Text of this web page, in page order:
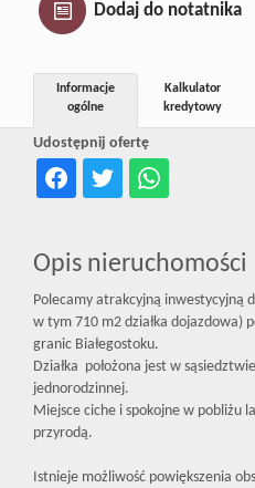
Dodaj do notatnika
Udostępnij ofertę
Informacje
ogólne
Kalkulator
kredytowy
Opis nieruchomości
Polecamy atrakcyjną inwestycyjną
w tym 710 m2 działka dojazdowa)
granic Białegostoku.
Działka położona jest w
jednorodzinnej.
Miejsce ciche i spokojne w pobliżu
przyrodą.
Istnieje możliwość powiększenia